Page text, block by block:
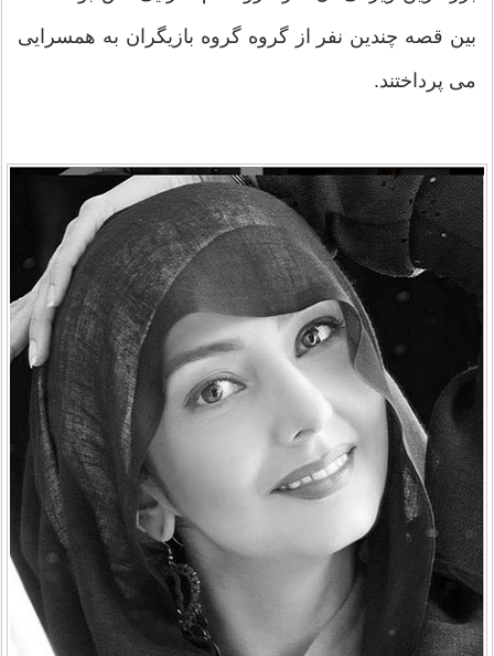
بین قصه چندین نفر از گروه گروه بازیگران به همسرایی
می پرداختند.